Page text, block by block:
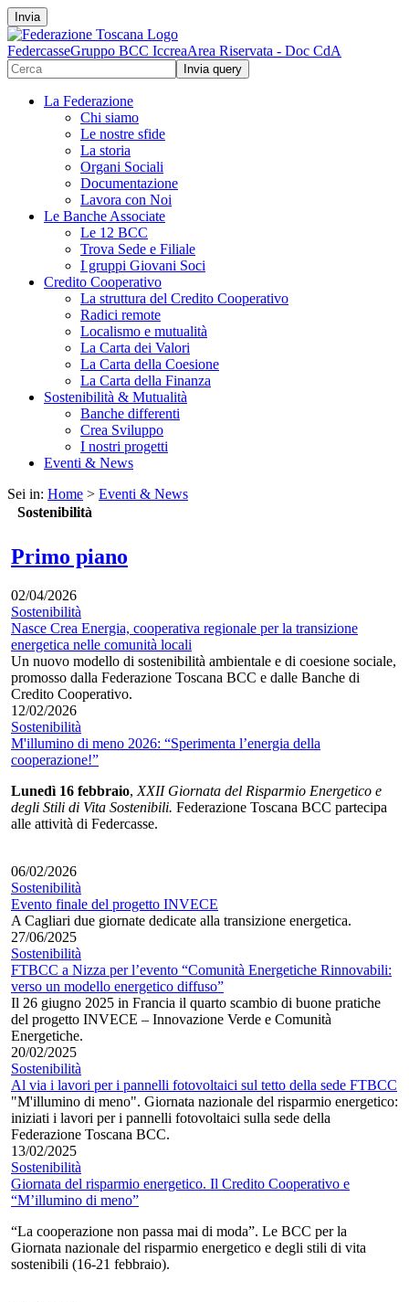
Invia
FedercasseGruppo BCC IccreaArea Riservata - Doc CdA
La Federazione
Chi siamo
Le nostre sfide
La storia
Organi Sociali
Documentazione
Lavora con Noi
Le Banche Associate
Le 12 BCC
Trova Sede e Filiale
I gruppi Giovani Soci
Credito Cooperativo
La struttura del Credito Cooperativo
Radici remote
Localismo e mutualità
La Carta dei Valori
La Carta della Coesione
La Carta della Finanza
Sostenibilità & Mutualità
Banche differenti
Crea Sviluppo
I nostri progetti
Eventi & News
Sei in: Home > Eventi & News
Sostenibilità
Primo piano
02/04/2026
Sostenibilità
Nasce Crea Energia, cooperativa regionale per la transizione
energetica nelle comunità locali
Un nuovo modello di sostenibilità ambientale e di coesione sociale,
promosso dalla Federazione Toscana BCC e dalle Banche di
Credito Cooperativo.
12/02/2026
Sostenibilità
M'illumino di meno 2026: “Sperimenta l’energia della
cooperazione!”
Lunedì 16 febbraio, XXII Giornata del Risparmio Energetico e
degli Stili di Vita Sostenibili. Federazione Toscana BCC partecipa
alle attività di Federcasse.
06/02/2026
Sostenibilità
Evento finale del progetto INVECE
A Cagliari due giornate dedicate alla transizione energetica.
27/06/2025
Sostenibilità
FTBCC a Nizza per l’evento “Comunità Energetiche Rinnovabili:
verso un modello energetico diffuso”
Il 26 giugno 2025 in Francia il quarto scambio di buone pratiche
del progetto INVECE – Innovazione Verde e Comunità
Energetiche.
20/02/2025
Sostenibilità
Al via i lavori per i pannelli fotovoltaici sul tetto della sede FTBCC
"M'illumino di meno". Giornata nazionale del risparmio energetico:
iniziati i lavori per i pannelli fotovoltaici sulla sede della
Federazione Toscana BCC.
13/02/2025
Sostenibilità
Giornata del risparmio energetico. Il Credito Cooperativo e
“M’illumino di meno”
“La cooperazione non passa mai di moda”. Le BCC per la
Giornata nazionale del risparmio energetico e degli stili di vita
sostenibili (16-21 febbraio).